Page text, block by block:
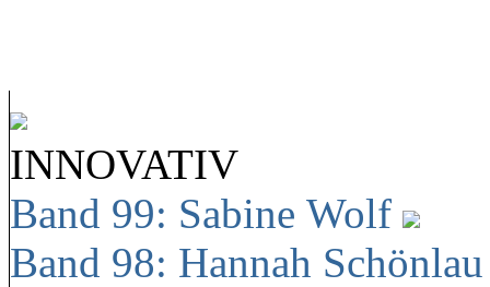
INNOVATIV
Band 99: Sabine Wolf
Band 98: Hannah